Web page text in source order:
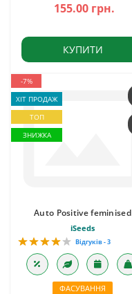
155.00 грн.
КУПИТИ
-7%
ХІТ ПРОДАЖ
ТОП
ЗНИЖКА
Auto Positive feminised
iSeeds
Відгуків - 3
ФАСУВАННЯ